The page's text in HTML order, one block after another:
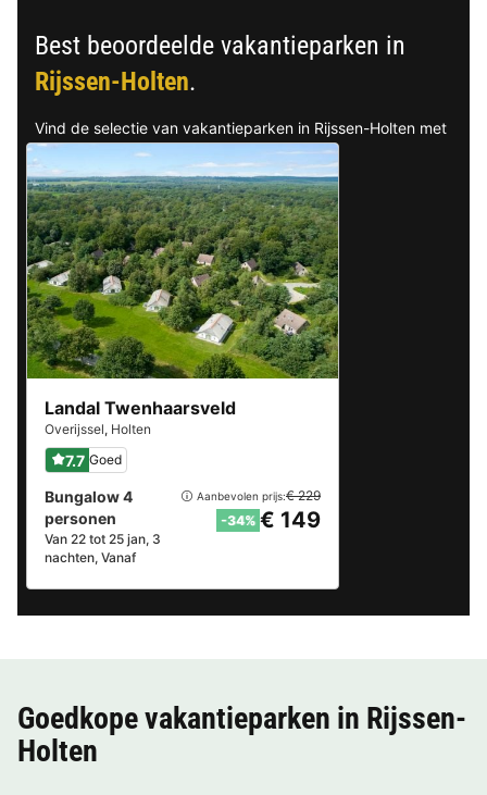
Best beoordeelde vakantieparken in
Rijssen-Holten.
Vind de selectie van vakantieparken in Rijssen-Holten met
de beste reviews.
Landal Twenhaarsveld
Overijssel, Holten
7.7 Goed
Bungalow 4
personen
Van 22 tot 25 jan, 3
nachten, Vanaf
Aanbevolen prijs:€ 229
-34% € 149
Goedkope vakantieparken in Rijssen-
Holten